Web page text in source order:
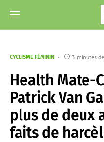
CYCLISME FÉMININ 3 minutes
Health Mate-
Patrick Van
plus de deux
faits de